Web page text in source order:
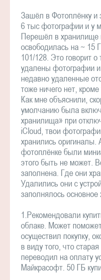
Зашёл в Фотоплёнку и
6 тыс фотографии и у
Перешёл в хранилище
освободилась на ~ 15
101/128. Это говорит
удалены фотографии
недавно удаленные
тоже ничего нет,
Как мне объяснили,
умолчанию была
хранилища» при
iCloud, твои
хранились оригиналы.
фотоплёнке были
этого быть не может.
заполнена. Где они
Удалились они с
заполнялось основное
1.Рекомендовали
облаке. Может
осуществил покупку,
в виду того, что
переводил на оплату
Майкрасофт. 50 ГБ